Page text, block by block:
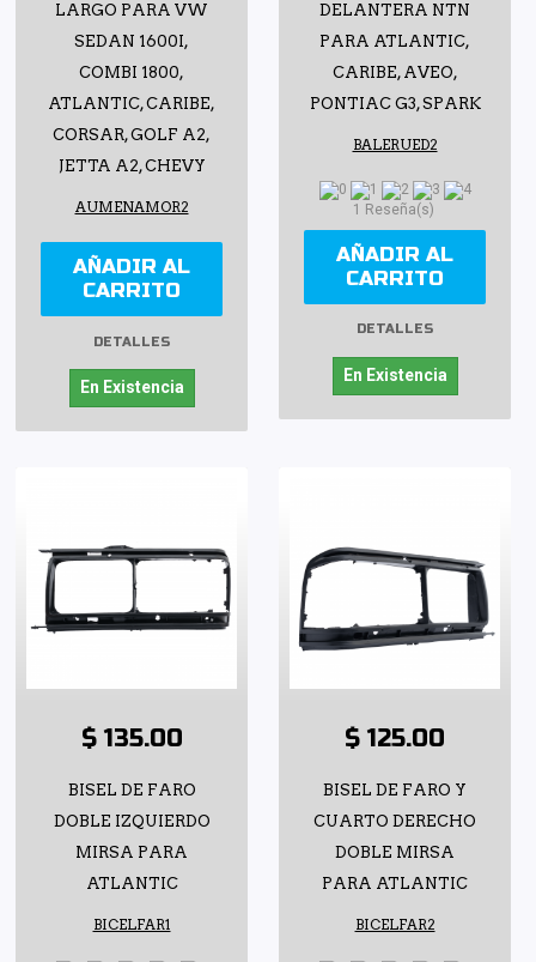
LARGO PARA VW
SEDAN 1600I,
COMBI 1800,
ATLANTIC, CARIBE,
CORSAR, GOLF A2,
JETTA A2, CHEVY
AUMENAMOR2
AÑADIR AL
CARRITO
DETALLES
En Existencia
DELANTERA NTN
PARA ATLANTIC,
CARIBE, AVEO,
PONTIAC G3, SPARK
BALERUED2
1 Reseña(s)
AÑADIR AL
CARRITO
DETALLES
En Existencia
$ 135.00
BISEL DE FARO
DOBLE IZQUIERDO
MIRSA PARA
ATLANTIC
BICELFAR1
$ 125.00
BISEL DE FARO Y
CUARTO DERECHO
DOBLE MIRSA
PARA ATLANTIC
BICELFAR2